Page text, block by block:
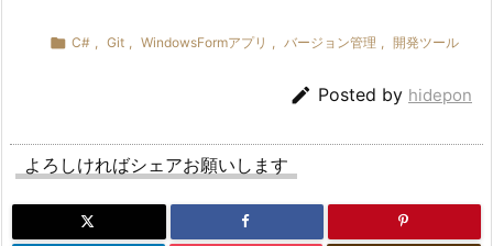
 C# , Git , WindowsFormアプリ , バージョン管理 , 開発ツール
 Posted by hidepon
よろしければシェアお願いします